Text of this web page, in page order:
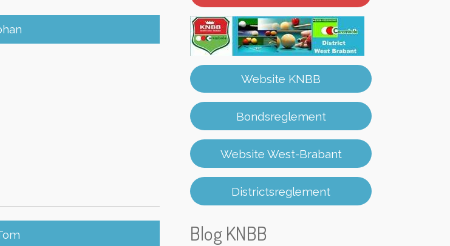
Website KNBB
Bondsreglement
Website West-Brabant
Districtsreglement
Blog KNBB